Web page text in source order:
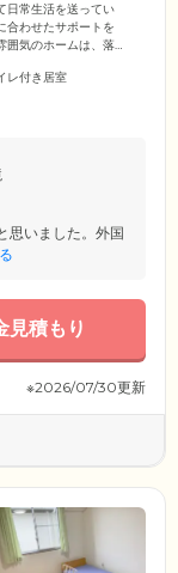
日常生活を送ってい
合わせたサポートを
囲気のホームは、落
できます。ホーム
クリエーションを
レ付き居室
思いました。外国
見積もり
※2026/07/30更新